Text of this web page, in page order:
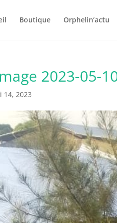
Boutique Orphelin’actu
2023-05-
14, 2023